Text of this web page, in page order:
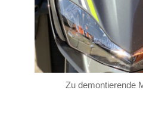
Zu demontierende